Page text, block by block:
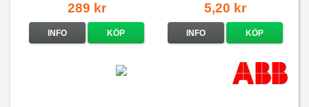
289 kr
INFO KÖP
5,20 kr
INFO KÖP